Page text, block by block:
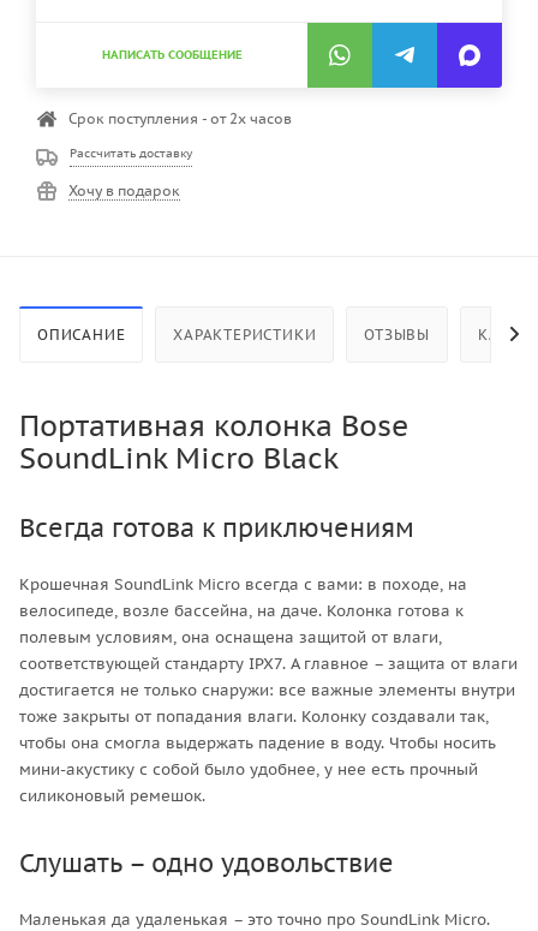
НАПИСАТЬ СООБЩЕНИЕ
Срок поступления - от 2х часов
Рассчитать доставку
Хочу в подарок
ОПИСАНИЕ ХАРАКТЕРИСТИКИ ОТЗЫВЫ КАК
Портативная колонка Bose
SoundLink Micro Black
Всегда готова к приключениям
Крошечная SoundLink Micro всегда с вами: в походе, на
велосипеде, возле бассейна, на даче. Колонка готова к
полевым условиям, она оснащена защитой от влаги,
соответствующей стандарту IPX7. А главное – защита от влаги
достигается не только снаружи: все важные элементы внутри
тоже закрыты от попадания влаги. Колонку создавали так,
чтобы она смогла выдержать падение в воду. Чтобы носить
мини-акустику с собой было удобнее, у нее есть прочный
силиконовый ремешок.
Слушать – одно удовольствие
Маленькая да удаленькая – это точно про SoundLink Micro.